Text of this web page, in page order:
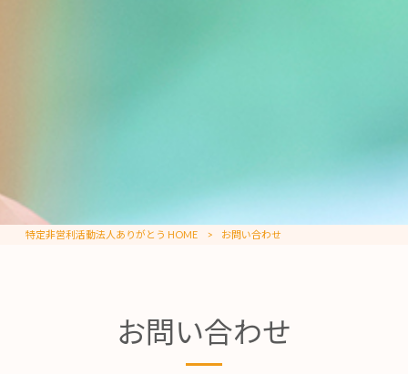
特定非営利活動法人ありがとう HOME > お問い合わせ
お問い合わせ